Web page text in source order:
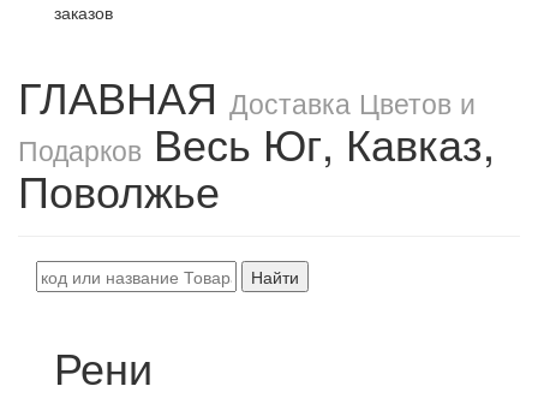
ГЛАВНАЯ Доставка Цветов и
Подарков Весь Юг, Кавказ,
Поволжье
Найти
Рени